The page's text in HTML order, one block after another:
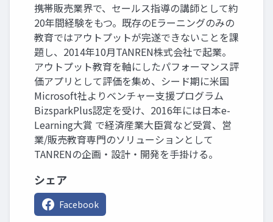
携帯販売業界で、セールス指導の講師として約
20年間経験をもつ。既存のEラーニングのみの
教育ではアウトプットが完遂できないことを課
題し、2014年10月TANREN株式会社で起業。
アウトプット教育を軸にしたパフォーマンス評
価アプリとして評価を集め、シード期に米国
Microsoft社よりベンチャー支援プログラム
BizsparkPlus認定を受け、2016年には日本e-
Learning大賞 で経済産業大臣賞など受賞、営
業/販売教育専門のソリューションとして
TANRENの企画・設計・開発を手掛ける。
シェア
Facebook